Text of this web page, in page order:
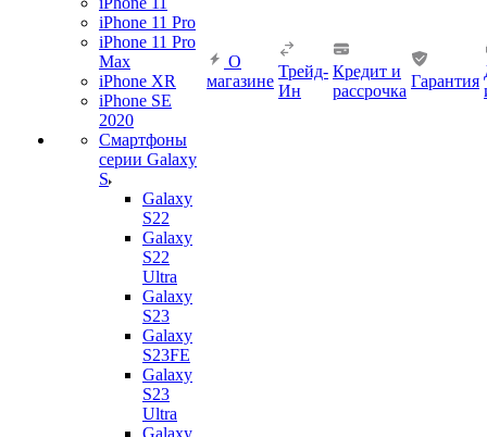
iPhone 11 Pro
iPhone 11 Pro
Max
iPhone XR
iPhone SE
2020
Смартфоны
серии Galaxy
S
Galaxy
S22
Galaxy
S22
Ultra
Galaxy
S23
Galaxy
S23FE
Galaxy
S23
Ultra
Galaxy
О
магазине
Трейд-
Ин
Кредит и
рассрочка
Гарантия